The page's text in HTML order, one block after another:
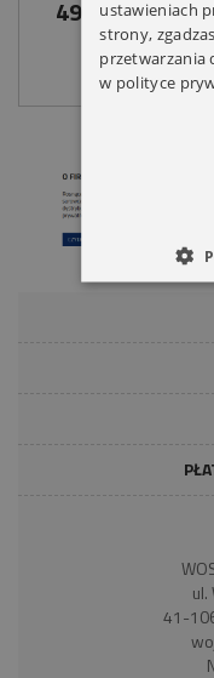
499,00 zł
41-
ustawieniach
strony,
przetwarzania
w polityce